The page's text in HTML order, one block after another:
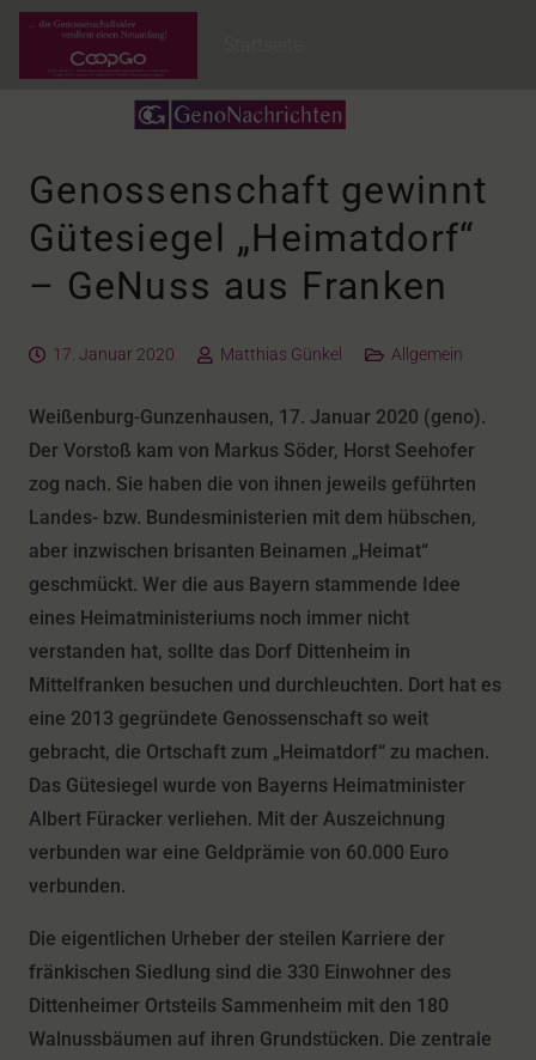
Genossenschaft gewinnt
Gütesiegel „Heimatdorf“
– GeNuss aus Franken
17. Januar 2020 Matthias Günkel Allgemein
Weißenburg-Gunzenhausen, 17. Januar 2020 (geno).
Der Vorstoß kam von Markus Söder, Horst Seehofer
zog nach. Sie haben die von ihnen jeweils geführten
Landes- bzw. Bundesministerien mit dem hübschen,
aber inzwischen brisanten Beinamen „Heimat“
geschmückt. Wer die aus Bayern stammende Idee
eines Heimatministeriums noch immer nicht
verstanden hat, sollte das Dorf Dittenheim in
Mittelfranken besuchen und durchleuchten. Dort hat es
eine 2013 gegründete Genossenschaft so weit
gebracht, die Ortschaft zum „Heimatdorf“ zu machen.
Das Gütesiegel wurde von Bayerns Heimatminister
Albert Füracker verliehen. Mit der Auszeichnung
verbunden war eine Geldprämie von 60.000 Euro
verbunden.
Die eigentlichen Urheber der steilen Karriere der
fränkischen Siedlung sind die 330 Einwohner des
Dittenheimer Ortsteils Sammenheim mit den 180
Walnussbäumen auf ihren Grundstücken. Die zentrale